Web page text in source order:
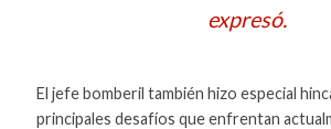
expresó.
El jefe bomberil también hizo especial
principales desafíos que enfrentan